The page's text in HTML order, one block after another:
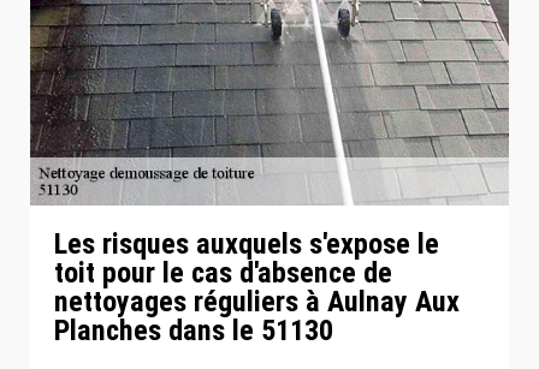
Les risques auxquels s'expose le
toit pour le cas d'absence de
nettoyages réguliers à Aulnay Aux
Planches dans le 51130